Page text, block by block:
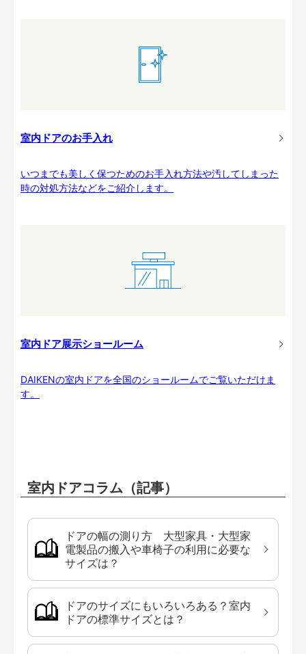
室内ドアのお手入れ
いつまでも美しく保つためのお手入れ方法や汚してしまった
時の対処方法などをご紹介します。
室内ドア展示ショールーム
DAIKENの室内ドアを全国のショールームでご覧いただけま
す。
室内ドアコラム（記事）
ドアの幅の測り方 大型家具・大型家
電製品の搬入や車椅子の利用に必要な
サイズは？
ドアのサイズにもいろいろある？室内
ドアの標準サイズとは？